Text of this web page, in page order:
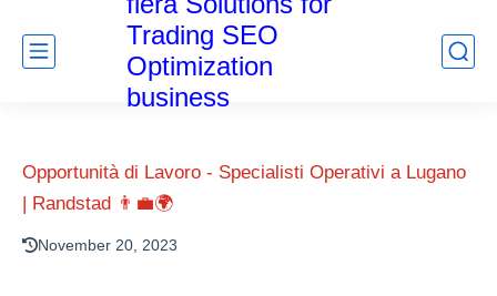
Trading SEO
Optimization
business
Opportunità di Lavoro - Specialisti Operativi a Lugano
| Randstad 👨‍💼🌍
November 20, 2023